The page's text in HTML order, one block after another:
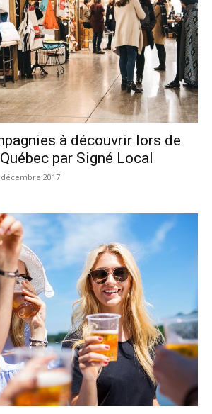
à découvrir lors de
par Signé Local
décembre 2017